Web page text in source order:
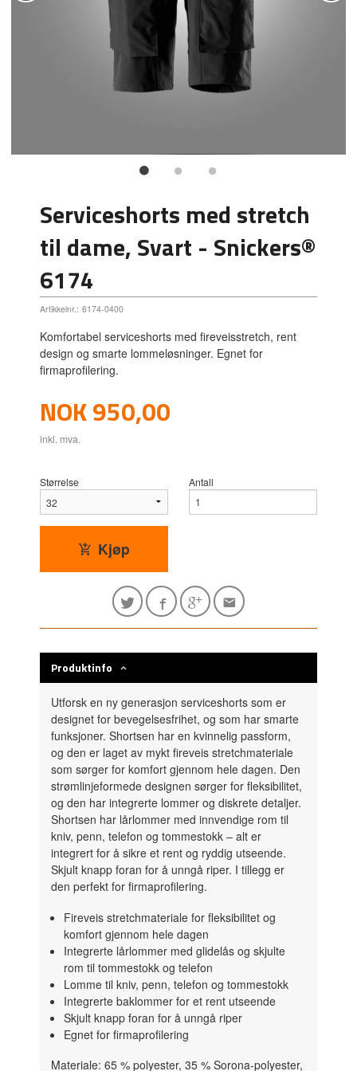
Serviceshorts med stretch
til dame, Svart - Snickers®
6174
Artikkelnr.: 6174-0400
Komfortabel serviceshorts med fireveisstretch, rent
design og smarte lommeløsninger. Egnet for
firmaprofilering.
Pris
NOK950,00
inkl. mva.
Størrelse Antall
Kjøp
Produktinfo
Utforsk en ny generasjon serviceshorts som er
designet for bevegelsesfrihet, og som har smarte
funksjoner. Shortsen har en kvinnelig passform,
og den er laget av mykt fireveis stretchmateriale
som sørger for komfort gjennom hele dagen. Den
strømlinjeformede designen sørger for fleksibilitet,
og den har integrerte lommer og diskrete detaljer.
Shortsen har lårlommer med innvendige rom til
kniv, penn, telefon og tommestokk – alt er
integrert for å sikre et rent og ryddig utseende.
Skjult knapp foran for å unngå riper. I tillegg er
den perfekt for firmaprofilering.
Fireveis stretchmateriale for fleksibilitet og
komfort gjennom hele dagen
Integrerte lårlommer med glidelås og skjulte
rom til tommestokk og telefon
Lomme til kniv, penn, telefon og tommestokk
Integrerte baklommer for et rent utseende
Skjult knapp foran for å unngå riper
Egnet for firmaprofilering
Materiale: 65 % polyester, 35 % Sorona-polyester,